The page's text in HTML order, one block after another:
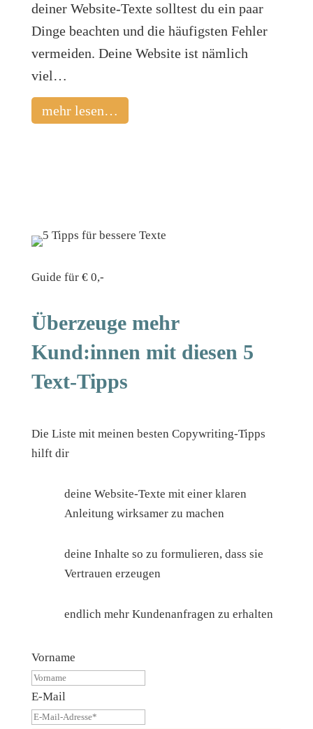
deiner Website-Texte solltest du ein paar
Dinge beachten und die häufigsten Fehler
vermeiden. Deine Website ist nämlich
viel…
mehr lesen…
Guide für € 0,-
Überzeuge mehr
Kund:innen mit diesen 5
Text-Tipps
Die Liste mit meinen besten Copywriting-Tipps
hilft dir
deine Website-Texte mit einer klaren
Anleitung wirksamer zu machen
deine Inhalte so zu formulieren, dass sie
Vertrauen erzeugen
endlich mehr Kundenanfragen zu erhalten
Vorname
E-Mail